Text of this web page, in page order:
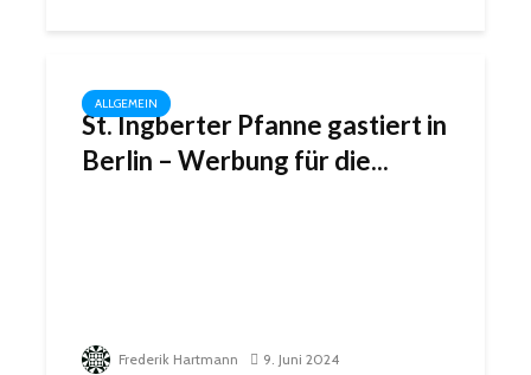
ALLGEMEIN
St. Ingberter Pfanne gastiert in
Berlin – Werbung für die...
Frederik Hartmann 9. Juni 2024